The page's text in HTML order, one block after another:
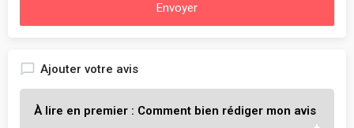
Envoyer
Ajouter votre avis
À lire en premier : Comment bien rédiger mon avis